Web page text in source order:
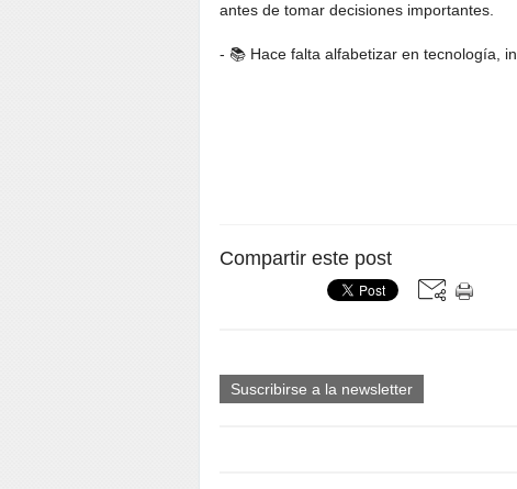
antes de tomar decisiones importantes.
- 📚 Hace falta alfabetizar en tecnología,
Compartir este post
Suscribirse a la newsletter